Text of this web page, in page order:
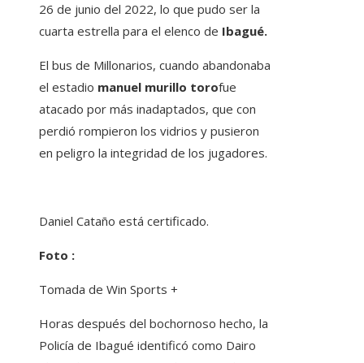
26 de junio del 2022, lo que pudo ser la
cuarta estrella para el elenco de Ibagué.
El bus de Millonarios, cuando abandonaba
el estadio manuel murillo torofue
atacado por más inadaptados, que con
perdió rompieron los vidrios y pusieron
en peligro la integridad de los jugadores.
Daniel Cataño está certificado.
Foto :
Tomada de Win Sports +
Horas después del bochornoso hecho, la
Policía de Ibagué identificó como Dairo